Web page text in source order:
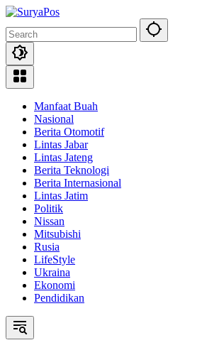
Skip
content
Manfaat Buah
Nasional
Berita Otomotif
Lintas Jabar
Lintas Jateng
Berita Teknologi
Berita Internasional
Lintas Jatim
Politik
Nissan
Mitsubishi
Rusia
LifeStyle
Ukraina
Ekonomi
Pendidikan